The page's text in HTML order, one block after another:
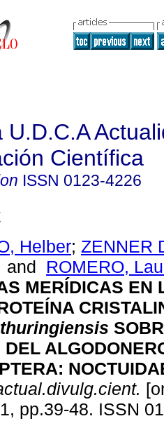
U.D.C.A
Científica
ISSN 0123-4226
Helber; ZENNER
and ROMERO,
MERÍDICAS EN
pp.39-48. ISSN